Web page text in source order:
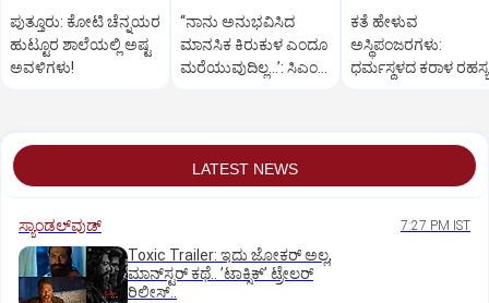
ಪುತ್ತೂರು: ಕೋಟಿ ಚೆನ್ನಯರ
ಹುಟ್ಟೂರ ಶಾಲೆಯಲ್ಲಿ ಅಷ್ಟ
ಅವಳಿಗಳು!
“ನಾನು ಅನುಭವಿಸಿದ
ಮಾನಸಿಕ ಕಿರುಕುಳ ಎಂದೂ
ಮರೆಯುವುದಿಲ್ಲ…’: ಸಿಎಂ
ಕತೆ ಹೇಳುವ
ಅಸ್ಥಿಪಂಜರಗಳು:
ಧರ್ಮಸ್ಥಳದ‌ ಕರಾಳ ರಹಸ್ಯ
LATEST NEWS
ಸ್ಯಾಂಡಲ್‌ವುಡ್‌ 7:27 PM IST
Toxic Trailer: ಇದು ಜೋಕರ್‌ ಅಲ್ಲ,
ಮಾನ್‌ಸ್ಟರ್‌ ಕಥೆ.. ʼಟಾಕ್ಸಿಕ್‌ʼ ಟ್ರೇಲರ್‌
ರಿಲೀಸ್..